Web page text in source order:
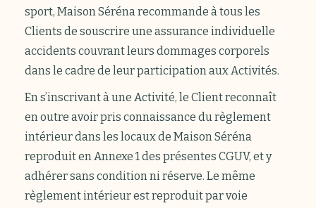
sport, Maison Séréna recommande à tous les
Clients de souscrire une assurance individuelle
accidents couvrant leurs dommages corporels
dans le cadre de leur participation aux Activités.
En s’inscrivant à une Activité, le Client reconnaît
en outre avoir pris connaissance du règlement
intérieur dans les locaux de Maison Séréna
reproduit en Annexe 1 des présentes CGUV, et y
adhérer sans condition ni réserve. Le même
règlement intérieur est reproduit par voie